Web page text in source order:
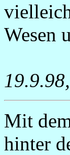
Wesen
Mit
hinter